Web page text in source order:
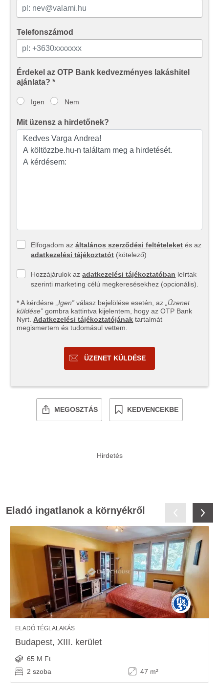
Telefonszámod
Érdekel az OTP Bank kedvezményes lakáshitel
ajánlata? *
Igen Nem
Mit üzensz a hirdetőnek?
Elfogadom azáltalános szerződési feltételeket és az
adatkezelési tájékoztatót (kötelező)
Hozzájárulok azadatkezelési tájékoztatóban leírtak
szerinti marketing célú megkeresésekhez (opcionális).
* A kérdésre „Igen” válasz bejelölése esetén, az
„Üzenet
küldése” gombra kattintva kijelentem, hogy az OTP Bank
Nyrt. Adatkezelési tájékoztatójának tartalmát
megismertem és tudomásul vettem.
ÜZENET KÜLDÉSE
MEGOSZTÁS KEDVENCEKBE
Eladó ingatlanok a környékről
ELADÓ TÉGLALAKÁS
Budapest, XIII. kerület
65 M Ft
2 szoba
47 m²